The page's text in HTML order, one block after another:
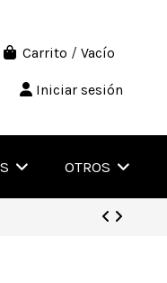
Carrito / Vacío
Iniciar sesión
OTROS